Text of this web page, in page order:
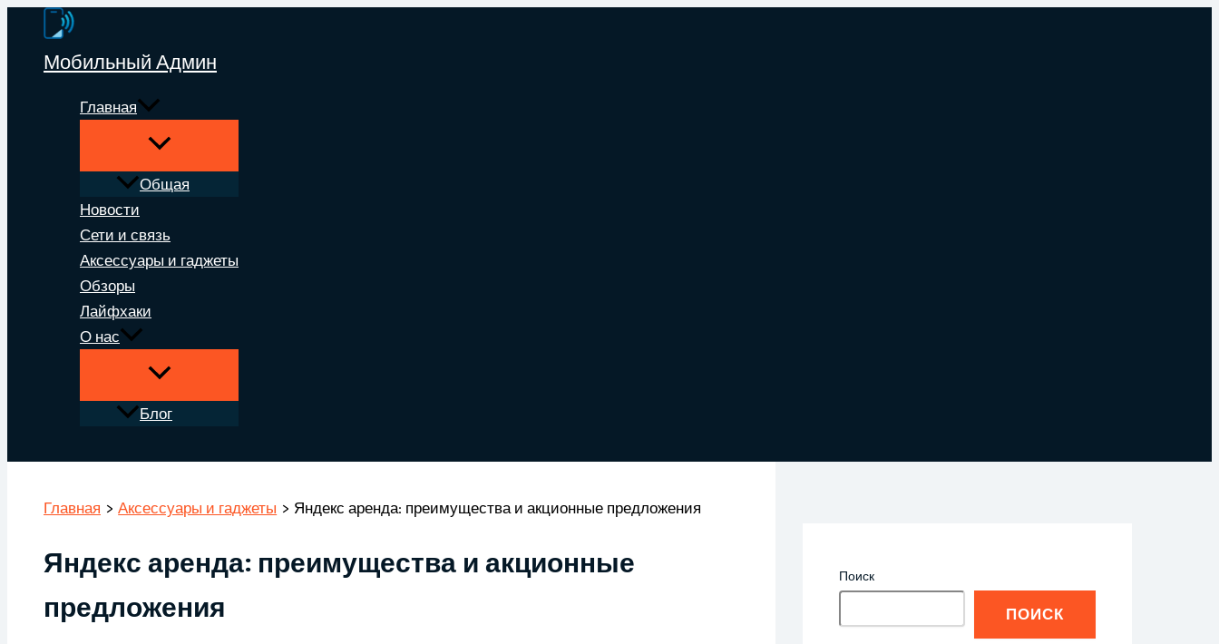
Перейти
содержимому
Мобильный Админ
Главная
Общая
Новости
Сети и связь
Аксессуары и гаджеты
Обзоры
Лайфхаки
О нас
Блог
Главная Аксессуары и гаджеты Яндекс аренда: преимущества и акционные предложения
Яндекс аренда: преимущества и акционные
предложения
Поиск
ПОИСК